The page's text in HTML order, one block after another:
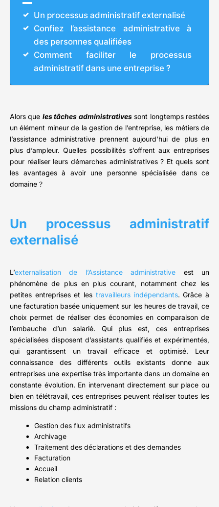
Un processus administratif externalisé
Confiez l’assistance administrative à
des personnes qualifiées
Comment faciliter le processus
administratif dans une entreprise ?
Alors que les tâches administrativessont longtemps restées
un élément mineur de la gestion de l’entreprise, les métiers de
l’assistance administrative prennent aujourd’hui de plus en
plus d’ampleur. Quelles possibilités s’offrent aux entreprises
pour réaliser leurs démarches administratives ? Et quels sont
les avantages à avoir une personne spécialisée dans ce
domaine ?
Un processus administratif
externalisé
L’externalisation de l’Assistance administrative est un
phénomène de plus en plus courant, notamment chez les
petites entreprises et les travailleurs indépendants. Grâce à
une facturation basée uniquement sur les heures de travail, ce
choix permet de réaliser des économies en comparaison de
l’embauche d’un salarié. Qui plus est, ces entreprises
spécialisées disposent d’assistants qualifiés et expérimentés,
qui garantissent un travail efficace et optimisé. Leur
connaissance des différents outils existants donne aux
entreprises une expertise très importante dans un domaine en
constante évolution. En intervenant directement sur place ou
bien en télétravail, ces entreprises peuvent réaliser toutes les
missions du champ administratif :
Gestion des flux administratifs
Archivage
Traitement des déclarations et des demandes
Facturation
Accueil
Relation clients